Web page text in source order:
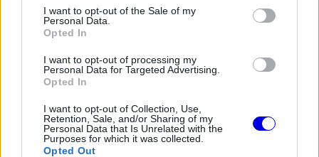
consent section.
I want to opt-out of the Sale of my
Personal Data.
Opted In
I want to opt-out of processing my
Personal Data for Targeted Advertising.
Opted In
I want to opt-out of Collection, Use,
Retention, Sale, and/or Sharing of my
Personal Data that Is Unrelated with the
Purposes for which it was collected.
Opted Out